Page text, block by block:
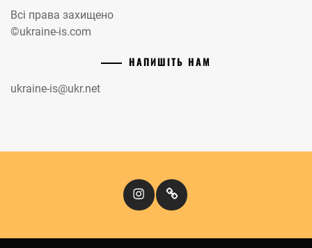
Всі права захищено
©ukraine-is.com
НАПИШІТЬ НАМ
ukraine-is@ukr.net
InstagramКіномандри